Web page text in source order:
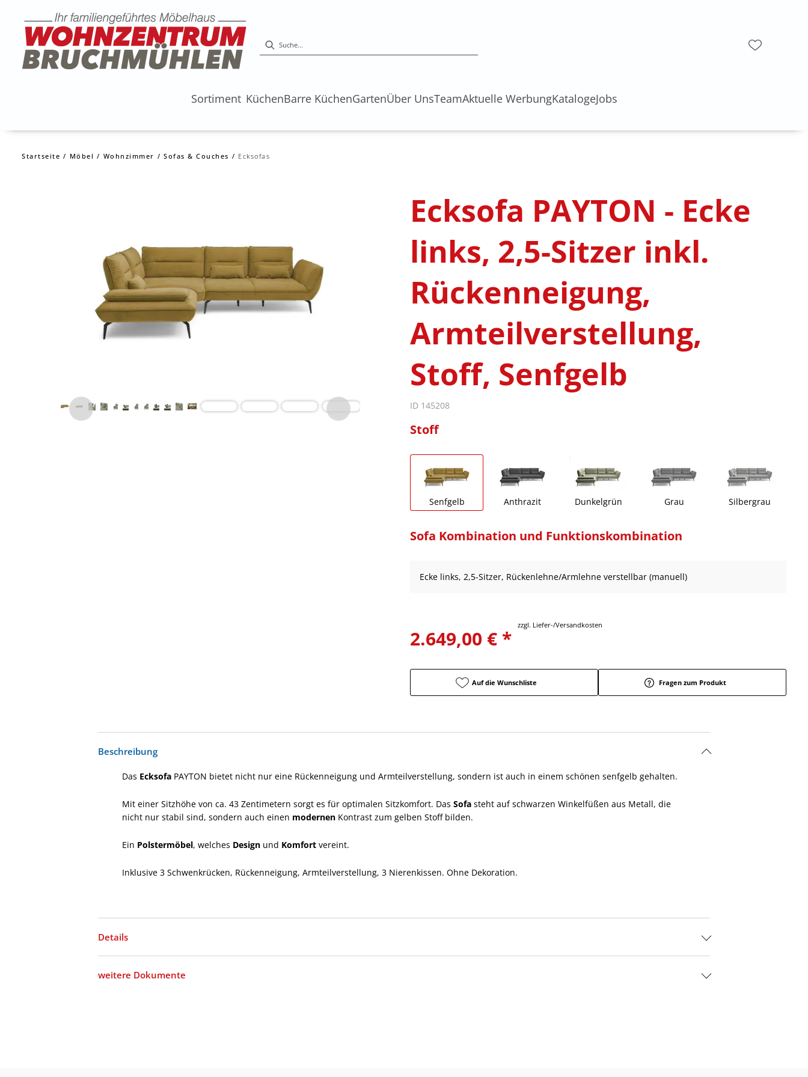
Sortiment KüchenBarre KüchenGartenÜber UnsTeamAktuelle WerbungKatalogeJobs
Startseite Möbel Wohnzimmer Sofas & Couches Ecksofas
Ecksofa PAYTON - Ecke
links, 2,5-Sitzer inkl.
Rückenneigung,
Armteilverstellung,
Stoff, Senfgelb
ID 145208
Stoff
Senfgelb Anthrazit Dunkelgrün Grau Silbergrau
Sofa Kombination und Funktionskombination
Ecke links, 2,5-Sitzer, Rückenlehne/Armlehne verstellbar (manuell)
2.649,00 € *
zzgl. Liefer-/Versandkosten
Auf die Wunschliste Fragen zum Produkt
Beschreibung
Das Ecksofa PAYTON bietet nicht nur eine Rückenneigung und Armteilverstellung, sondern ist auch in einem schönen senfgelb gehalten.
Mit einer Sitzhöhe von ca. 43 Zentimetern sorgt es für optimalen Sitzkomfort. DasSofasteht auf schwarzen Winkelfüßen aus Metall, die
nicht nur stabil sind, sondern auch einen modernen Kontrast zum gelben Stoff bilden.
Ein Polstermöbel, welches Design und Komfortvereint.
Inklusive 3 Schwenkrücken, Rückenneigung, Armteilverstellung, 3 Nierenkissen. Ohne Dekoration.
Details
weitere Dokumente